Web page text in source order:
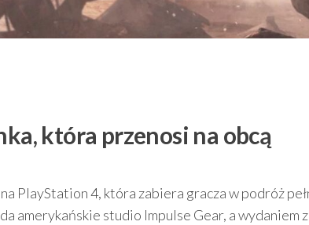
która przenosi na obcą
PlayStation 4, która zabiera gracza w podróż
amerykańskie studio Impulse Gear, a wydaniem